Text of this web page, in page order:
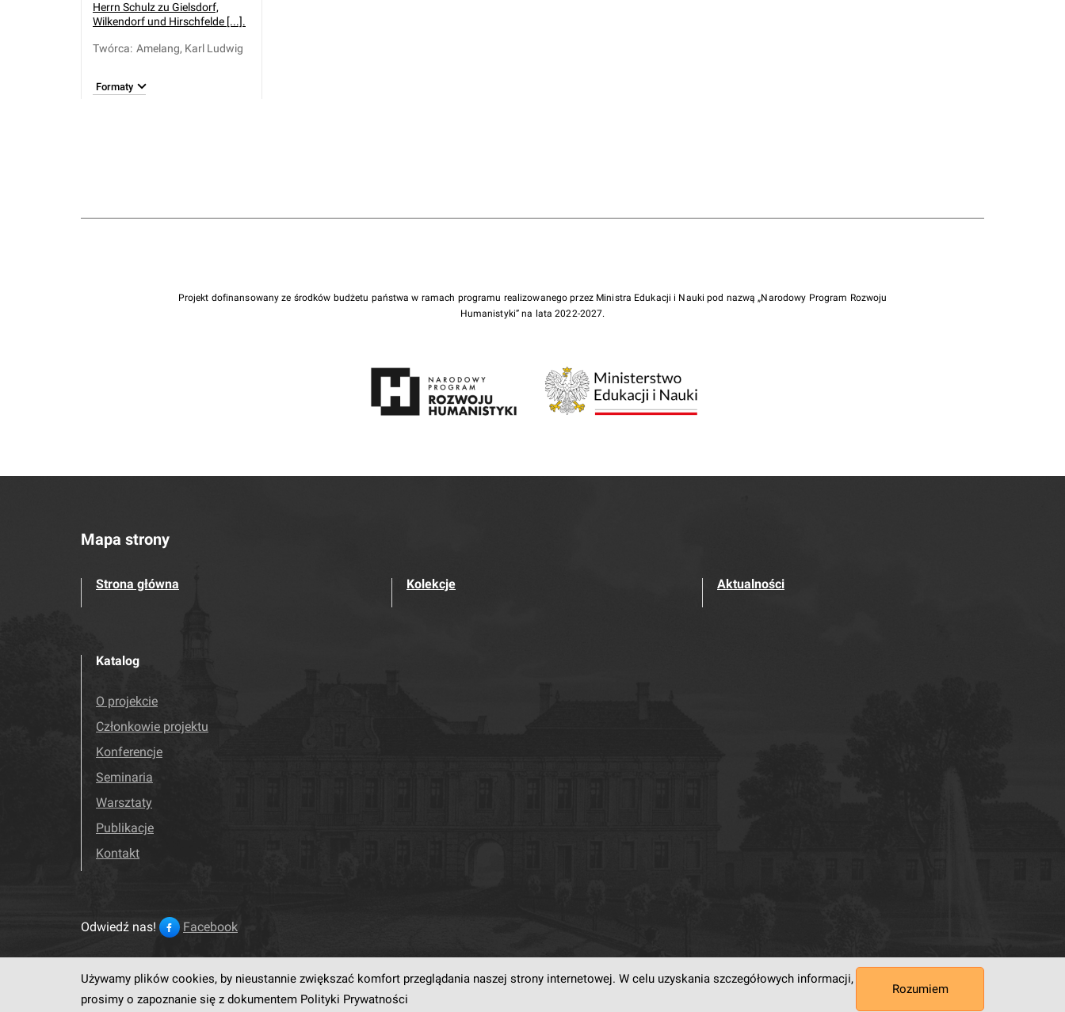
Herrn Schulz zu Gielsdorf,
Wilkendorf und Hirschfelde [...].
Twórca: Amelang, Karl Ludwig
Formaty
Projekt dofinansowany ze środków budżetu państwa w ramach programu realizowanego przez Ministra Edukacji i Nauki pod nazwą „Narodowy Program Rozwoju
Humanistyki” na lata 2022-2027.
Mapa strony
Strona główna Kolekcje Aktualności
Katalog
O projekcie
Członkowie projektu
Konferencje
Seminaria
Warsztaty
Publikacje
Kontakt
Odwiedź nas! Facebook
Ten serwis działa dzięki oprogramowaniu
Używamy plików cookies, by nieustannie zwiększać komfort przeglądania naszej strony internetowej. W celu uzyskania szczegółowych informacji,
prosimy o zapoznanie się z dokumentem Polityki Prywatności
Rozumiem